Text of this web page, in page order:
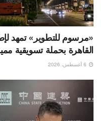
«مرسوم للتطوير» تمهد
القاهرة بحملة تسويقية